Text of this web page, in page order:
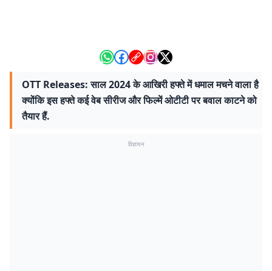
OTT Releases: साल 2024 के आखिरी हफ्ते में धमाल मचने वाला है
क्योंकि इस हफ्ते कई वेब सीरीज और फिल्में ओटीटी पर बवाल काटने को
तैयार हैं.
विज्ञापन